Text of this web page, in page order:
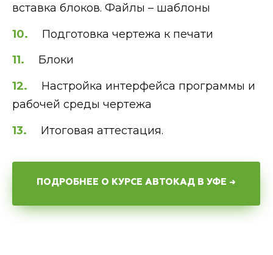
вставка блоков. Файлы – шаблоны
Подготовка чертежа к печати
Блоки
Настройка интерфейса программы и
рабочей среды чертежа
Итоговая аттестация.
ПОДРОБНЕЕ О КУРСЕ АВТОКАД В УФЕ →